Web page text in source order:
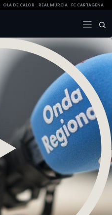
OLA DE CALOR REAL MURCIA FC CARTAGENA